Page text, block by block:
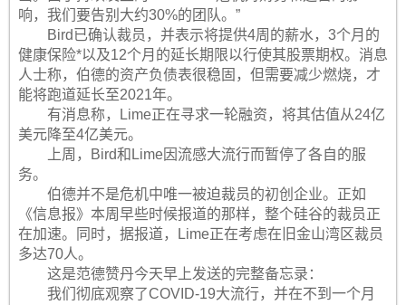
响，我们要告别大约30%的团队。”
Bird已确认裁员，并表示将提供4周的薪水，3个月的
健康保险*以及12个月的延长期限以行使其股票期权。消息
人士称，伯德的资产负债表很稳固，但需要减少燃烧，才
能将跑道延长至2021年。
有消息称，Lime正在寻求一轮融资，将其估值从24亿
美元降至4亿美元。
上周，Bird和Lime因流感大流行而暂停了各自的服
务。
伯德并不是危机中唯一被迫裁员的初创企业。正如
《信息报》本周早些时候报道的那样，整个硅谷的裁员正
在加速。同时，据报道，Lime正在考虑在旧金山湾区裁员
多达70人。
这是范德赞丹今天早上发送的完整备忘录：
我们彻底观察了COVID-19大流行，并在不到一个月